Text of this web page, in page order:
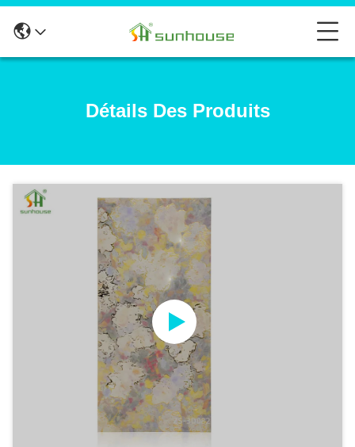
Détails Des Produits